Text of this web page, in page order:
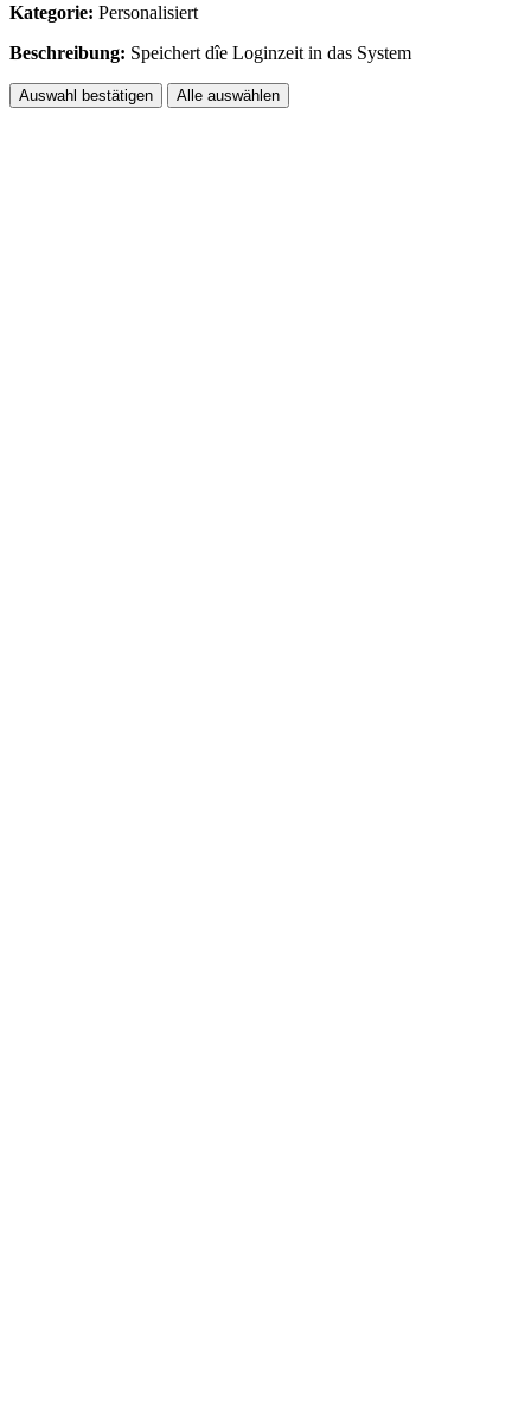
Kategorie: Personalisiert
Beschreibung: Speichert dîe Loginzeit in das System
Auswahl bestätigen Alle auswählen